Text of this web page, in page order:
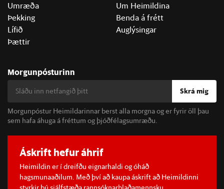
Umræða
Þekking
Lífið
Þættir
Um Heimildina
Benda á frétt
Auglýsingar
Morgunpósturinn
Skrá mig
Morgunpóstur Heimildarinnar berst alla morgna og er fyrir öll þau
sem hafa áhuga á fréttum og þjóðfélagsumræðu.
Áskrift hefur áhrif
Heimildin er í dreifðu eignarhaldi og óháð
hagsmunaaðilum. Með því að kaupa áskrift að Heimildinni